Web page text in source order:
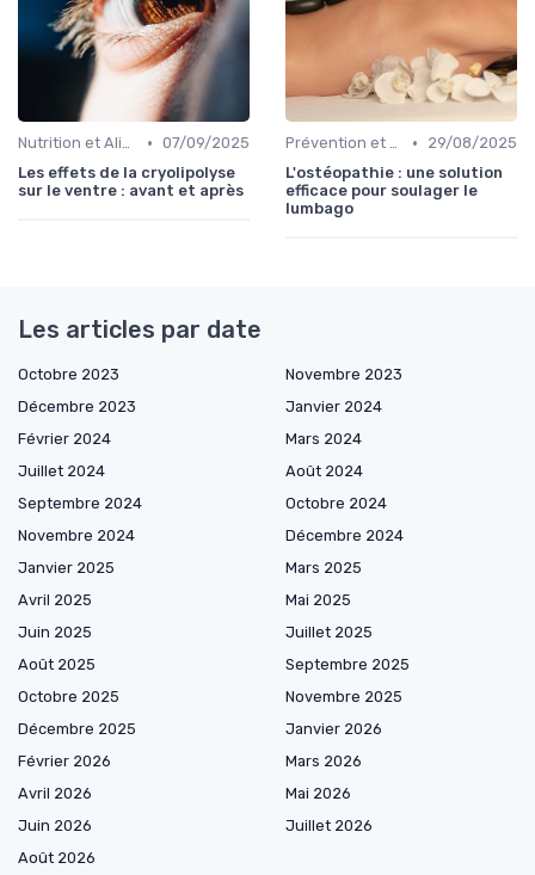
Nutrition et Alimentation Saine • 07/09/2025
Les effets de la cryolipolyse
sur le ventre : avant et après
Prévention et Gestion des Blessures •
29/08/2025
L'ostéopathie : une solution
efficace pour soulager le
lumbago
Les articles par date
Octobre 2023
Novembre 2023
Décembre 2023
Janvier 2024
Février 2024
Mars 2024
Juillet 2024
Août 2024
Septembre 2024
Octobre 2024
Novembre 2024
Décembre 2024
Janvier 2025
Mars 2025
Avril 2025
Mai 2025
Juin 2025
Juillet 2025
Août 2025
Septembre 2025
Octobre 2025
Novembre 2025
Décembre 2025
Janvier 2026
Février 2026
Mars 2026
Avril 2026
Mai 2026
Juin 2026
Juillet 2026
Août 2026